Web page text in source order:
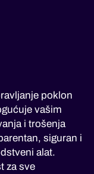
poklon
vašim
i trošenja
siguran i
alat.
za sve